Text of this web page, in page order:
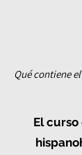
Qué contiene
El